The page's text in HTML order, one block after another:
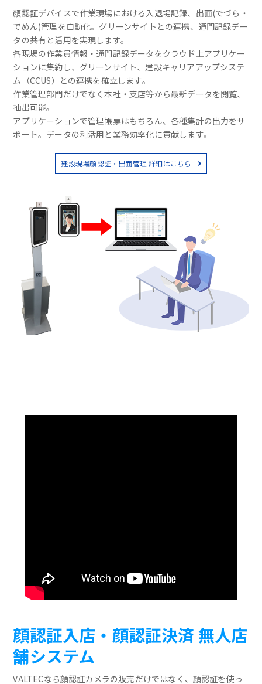
顔認証デバイスで作業現場における入退場記録、出面(でづら・
でめん)管理を自動化。グリーンサイトとの連携、通門記録デー
タの共有と活用を実現します。
各現場の作業員情報・通門記録データをクラウド上アプリケー
ションに集約し、グリーンサイト、建設キャリアアップシステ
ム（CCUS）との連携を確立します。
作業管理部門だけでなく本社・支店等から最新データを閲覧、
抽出可能。
アプリケーションで管理帳票はもちろん、各種集計の出力をサ
ポート。データの利活用と業務効率化に貢献します。
建設現場顔認証・出面管理 詳細はこちら
顔認証入店・顔認証決済 無人店
舗システム
VALTECなら顔認証カメラの販売だけではなく、顔認証を使っ